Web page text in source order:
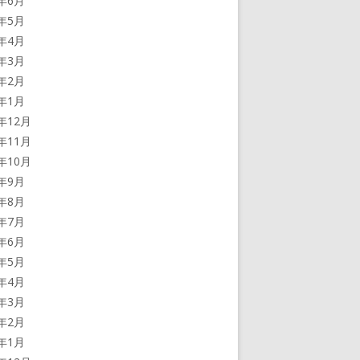
5月
4月
3月
2月
1月
12月
11月
10月
9月
8月
7月
6月
5月
4月
3月
2月
1月